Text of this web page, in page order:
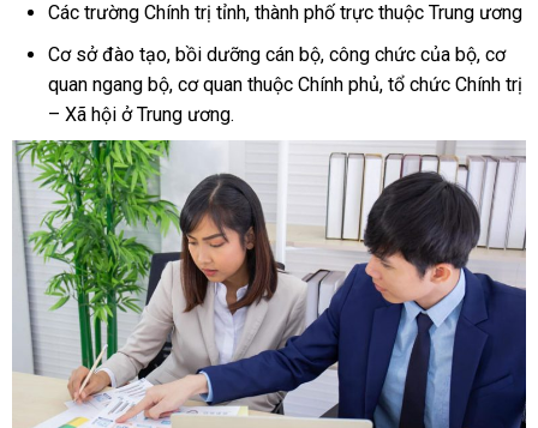
Các trường Chính trị tỉnh, thành phố trực thuộc Trung ương
Cơ sở đào tạo, bồi dưỡng cán bộ, công chức của bộ, cơ
quan ngang bộ, cơ quan thuộc Chính phủ, tổ chức Chính trị
– Xã hội ở Trung ương.